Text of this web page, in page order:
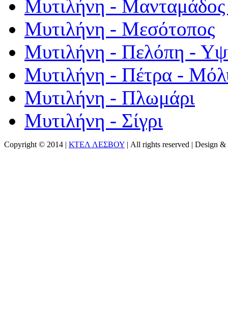
Μυτιλήνη - Μανταμάδος
Μυτιλήνη - Μεσότοπος
Μυτιλήνη - Πελόπη -
Μυτιλήνη - Πέτρα -
Μυτιλήνη - Πλωμάρι
Μυτιλήνη - Σίγρι
Copyright © 2014 | ΚΤΕΛ ΛΕΣΒΟΥ | All rights reserved | Design &